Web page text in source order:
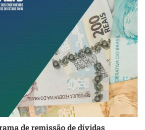
de remissão de dívidas